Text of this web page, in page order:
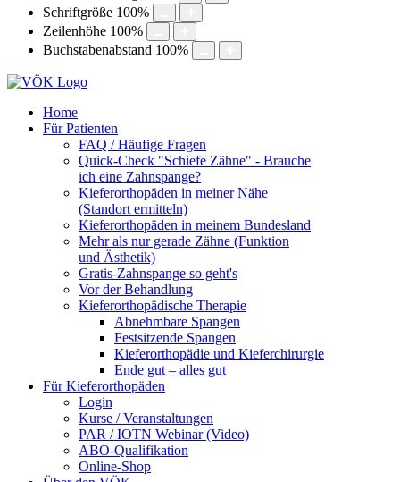
Schriftgröße 100%
Zeilenhöhe 100%
Buchstabenabstand 100%
Home
Für Patienten
FAQ / Häufige Fragen
Quick-Check "Schiefe Zähne" - Brauche
ich eine Zahnspange?
Kieferorthopäden in meiner Nähe
(Standort ermitteln)
Kieferorthopäden in meinem Bundesland
Mehr als nur gerade Zähne (Funktion
und Ästhetik)
Gratis-Zahnspange so geht's
Vor der Behandlung
Kieferorthopädische Therapie
Abnehmbare Spangen
Festsitzende Spangen
Kieferorthopädie und Kieferchirurgie
Ende gut – alles gut
Für Kieferorthopäden
Login
Kurse / Veranstaltungen
PAR / IOTN Webinar (Video)
ABO-Qualifikation
Online-Shop